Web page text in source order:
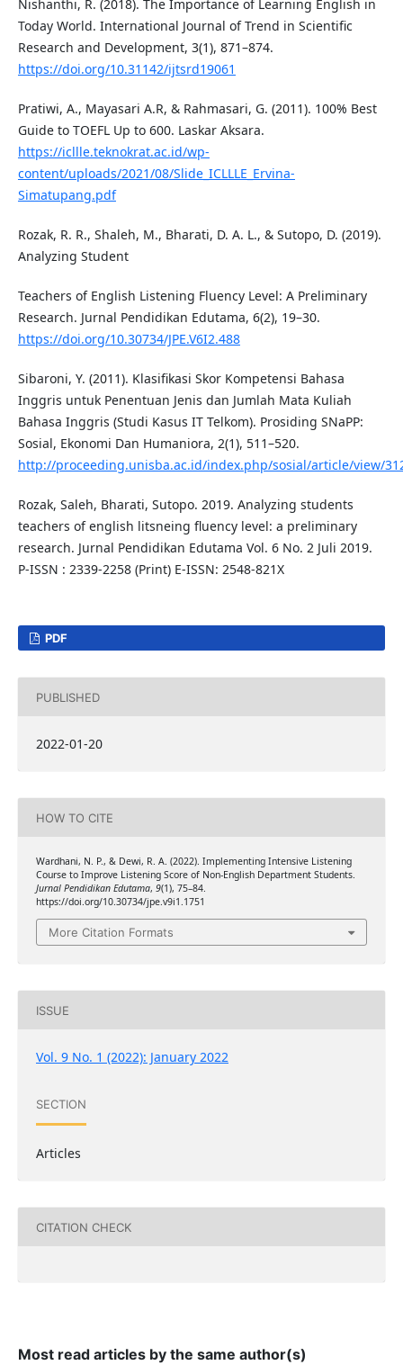
Nishanthi, R. (2018). The Importance of Learning English in
Today World. International Journal of Trend in Scientific
Research and Development, 3(1), 871–874.
https://doi.org/10.31142/ijtsrd19061
Pratiwi, A., Mayasari A.R, & Rahmasari, G. (2011). 100% Best
Guide to TOEFL Up to 600. Laskar Aksara.
https://icllle.teknokrat.ac.id/wp-
content/uploads/2021/08/Slide_ICLLLE_Ervina-
Simatupang.pdf
Rozak, R. R., Shaleh, M., Bharati, D. A. L., & Sutopo, D. (2019).
Analyzing Student
Teachers of English Listening Fluency Level: A Preliminary
Research. Jurnal Pendidikan Edutama, 6(2), 19–30.
https://doi.org/10.30734/JPE.V6I2.488
Sibaroni, Y. (2011). Klasifikasi Skor Kompetensi Bahasa
Inggris untuk Penentuan Jenis dan Jumlah Mata Kuliah
Bahasa Inggris (Studi Kasus IT Telkom). Prosiding SNaPP:
Sosial, Ekonomi Dan Humaniora, 2(1), 511–520.
http://proceeding.unisba.ac.id/index.php/sosial/article/view/
Rozak, Saleh, Bharati, Sutopo. 2019. Analyzing students
teachers of english litsneing fluency level: a preliminary
research. Jurnal Pendidikan Edutama Vol. 6 No. 2 Juli 2019.
P-ISSN : 2339-2258 (Print) E-ISSN: 2548-821X
PDF
PUBLISHED
2022-01-20
HOW TO CITE
Wardhani, N. P., & Dewi, R. A. (2022). Implementing Intensive Listening
Course to Improve Listening Score of Non-English Department Students.
Jurnal Pendidikan Edutama, 9(1), 75–84.
https://doi.org/10.30734/jpe.v9i1.1751
More Citation Formats
ISSUE
Vol. 9 No. 1 (2022): January 2022
SECTION
Articles
CITATION CHECK
Most read articles by the same author(s)